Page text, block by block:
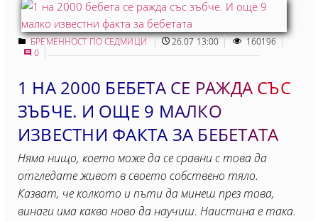
БРЕМЕННОСТ ПО СЕДМИЦИ 26.07 13:00
160196
0
1 НА 2000 БЕБЕТА СЕ РАЖДА СЪС
ЗЪБЧЕ. И ОЩЕ 9 МАЛКО
ИЗВЕСТНИ ФАКТА ЗА БЕБЕТАТА
Няма нищо, което може да се сравни с това да
отгледате живот в своето собствено тяло.
Казват, че колкото и пъти да минеш през това,
винаги има какво ново да научиш. Наистина е така.